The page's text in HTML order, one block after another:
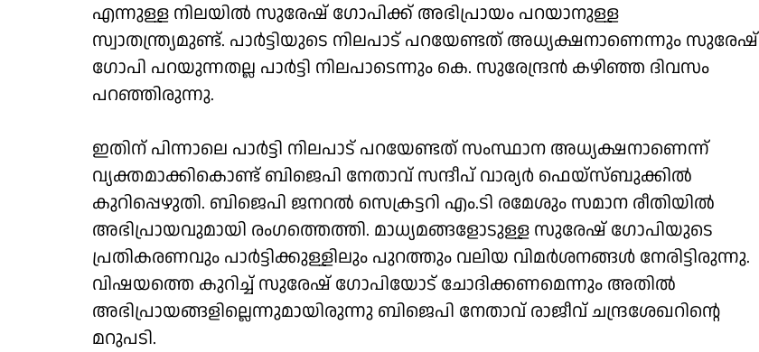
എന്നുള്ള നിലയിൽ സുരേഷ് ഗോപിക്ക് അഭിപ്രായം പറയാനുള്ള
സ്വാതന്ത്ര്യമുണ്ട്. പാർട്ടിയുടെ നിലപാട് പറയേണ്ടത് അധ്യക്ഷനാണെന്നും സുരേഷ്
ഗോപി പറയുന്നതല്ല പാർട്ടി നിലപാടെന്നും കെ. സുരേന്ദ്രൻ കഴിഞ്ഞ ദിവസം
പറഞ്ഞിരുന്നു.
ഇതിന് പിന്നാലെ പാർട്ടി നിലപാട് പറയേണ്ടത് സംസ്ഥാന അധ്യക്ഷനാണെന്ന്
വ്യക്തമാക്കികൊണ്ട് ബിജെപി നേതാവ് സന്ദീപ് വാര്യർ ഫെയ്സ്ബുക്കിൽ
കുറിപ്പെഴുതി. ബിജെപി ജനറൽ സെക്രട്ടറി എം.ടി രമേശും സമാന രീതിയിൽ
അഭിപ്രായവുമായി രംഗത്തെത്തി. മാധ്യമങ്ങളോടുള്ള സുരേഷ് ഗോപിയുടെ
പ്രതികരണവും പാർട്ടിക്കുള്ളിലും പുറത്തും വലിയ വിമർശനങ്ങൾ നേരിട്ടിരുന്നു.
വിഷയത്തെ കുറിച്ച് സുരേഷ് ഗോപിയോട് ചോദിക്കണമെന്നും അതിൽ
അഭിപ്രായങ്ങളില്ലെന്നുമായിരുന്നു ബിജെപി നേതാവ് രാജീവ് ചന്ദ്രശേഖറിൻ്റെ
മറുപടി.